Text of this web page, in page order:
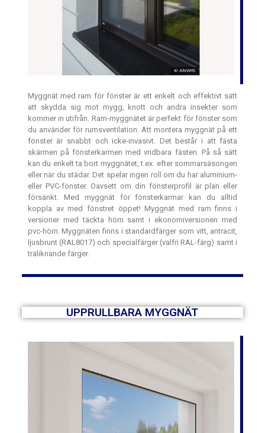
Myggnät med ram för fönster är ett enkelt och effektivt sätt
att skydda sig mot mygg, knott och andra insekter som
kommer in utifrån. Ram-myggnätet är perfekt för fönster som
du använder för rumsventilation. Att montera myggnät på ett
fönster är snabbt och icke-invasivt. Det består i att fästa
skärmen på fönsterkarmen med vridbara fästen. På så sätt
kan du enkelt ta bort myggnätet, t.ex. efter sommarsäsongen
eller när du städar. Det spelar ingen roll om du har aluminium-
eller PVC-fönster. Oavsett om din fönsterprofil är plan eller
försänkt. Med myggnät för fönsterkarmar kan du alltid
koppla av med fönstret öppet! Myggnät med ram finns i
versioner med täckta hörn samt i ekonomiversionen med
pvc-hörn. Myggnäten finns i standardfärger som vitt, antracit,
ljusbrunt (RAL8017) och specialfärger (valfri RAL-färg) samt i
träliknande färger.
UPPRULLBARA MYGGNÄT